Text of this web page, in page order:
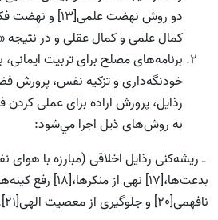
كمال علمى و كمال عقلى و در نتيجه
برنامه‌هاى مصلح براى تربيت
خود‌نگه‌دارى و تزكيه نفس، پرورش
به روش‌هاى ذيل اجرا مي‌شود:
نافهمى[20] و جلوگيرى از معصيت الهى[21].